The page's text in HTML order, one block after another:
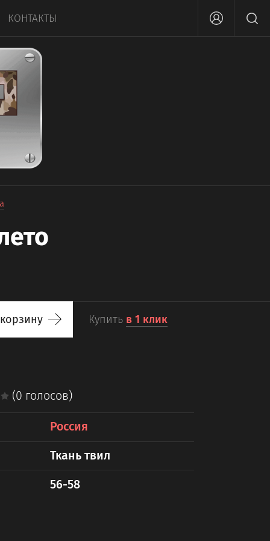
КОНТАКТЫ
Купить в 1 клик
(0 голосов)
Россия
Ткань твил
56-58